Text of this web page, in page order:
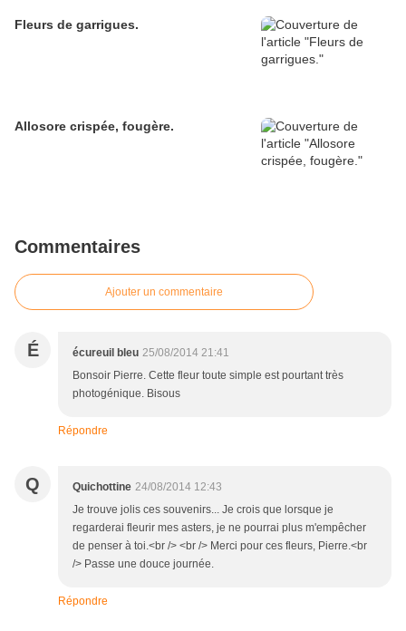
Fleurs de garrigues.
Allosore crispée, fougère.
Commentaires
Ajouter un commentaire
É écureuil bleu 25/08/2014 21:41
Bonsoir Pierre. Cette fleur toute simple est pourtant très
photogénique. Bisous
Répondre
Q Quichottine 24/08/2014 12:43
Je trouve jolis ces souvenirs... Je crois que lorsque je
regarderai fleurir mes asters, je ne pourrai plus m'empêcher
de penser à toi.<br /> <br /> Merci pour ces fleurs, Pierre.<br
/> Passe une douce journée.
Répondre